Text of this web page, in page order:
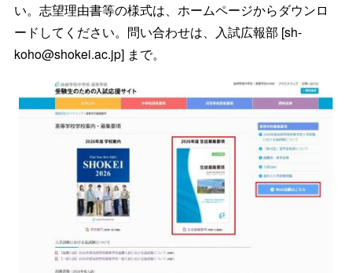
い。志望理由書等の様式は、ホームページからダウンロ
ードしてください。問い合わせは、入試広報部 [sh-
koho@shokei.ac.jp] まで。